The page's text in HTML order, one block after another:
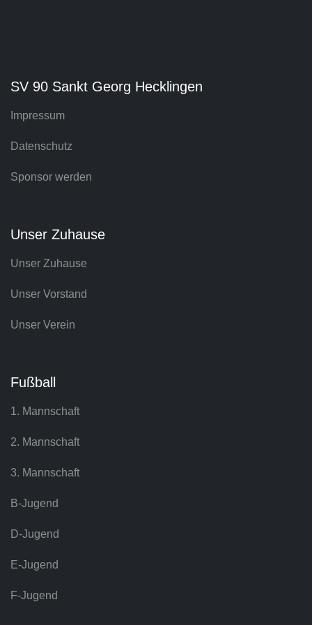
SV 90 Sankt Georg Hecklingen
Impressum
Datenschutz
Sponsor werden
Unser Zuhause
Unser Zuhause
Unser Vorstand
Unser Verein
Fußball
1. Mannschaft
2. Mannschaft
3. Mannschaft
B-Jugend
D-Jugend
E-Jugend
F-Jugend